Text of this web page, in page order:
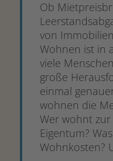
Ob
von
Wohnen ist in
viele
große
einmal
wohnen die
Wer wohnt
Eigentum?
Wohnkosten?